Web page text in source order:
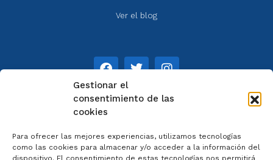
Gestionar el
consentimiento de las
cookies
Para ofrecer las mejores experiencias, utilizamos tecnologías
como las cookies para almacenar y/o acceder a la información del
dispositivo. El consentimiento de estas tecnologías nos permitirá
Ver el blog
Aviso legal